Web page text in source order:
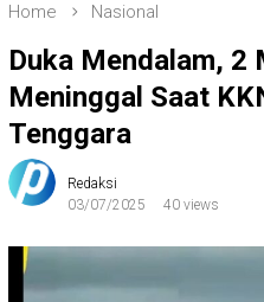
Home Nasional
Duka Mendalam, 2
Meninggal Saat
Tenggara
Redaksi
03/07/2025
40 views